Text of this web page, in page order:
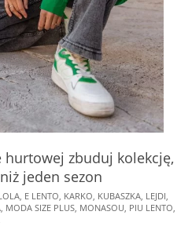
zbuduj kolekcję,
jeden sezon
, E LENTO, KARKO, KUBASZKA, LEJDI,
, MODA SIZE PLUS, MONASOU, PIU LENTO,